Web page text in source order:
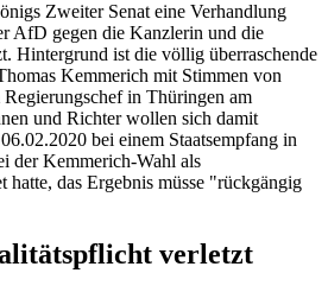
Zweiter Senat eine Verhandlung
AfD gegen die Kanzlerin und die
Hintergrund ist die völlig überraschende
Kemmerich mit Stimmen von
in Thüringen am
und Richter wollen sich damit
bei einem Staatsempfang in
der Kemmerich-Wahl als
hatte, das Ergebnis müsse "rückgängig
verletzt